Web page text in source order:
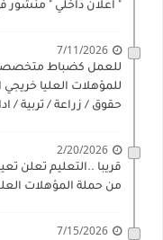
" اعلان داخلي " منشور في 15-7-
7/11/2026
للعمل كضباط متخصصين
للمؤهلات العليا
حقوق / زراعة / تربية /
2/20/2026
قريبا ..التعليم تعلن
من حملة المؤهلات
7/15/2026